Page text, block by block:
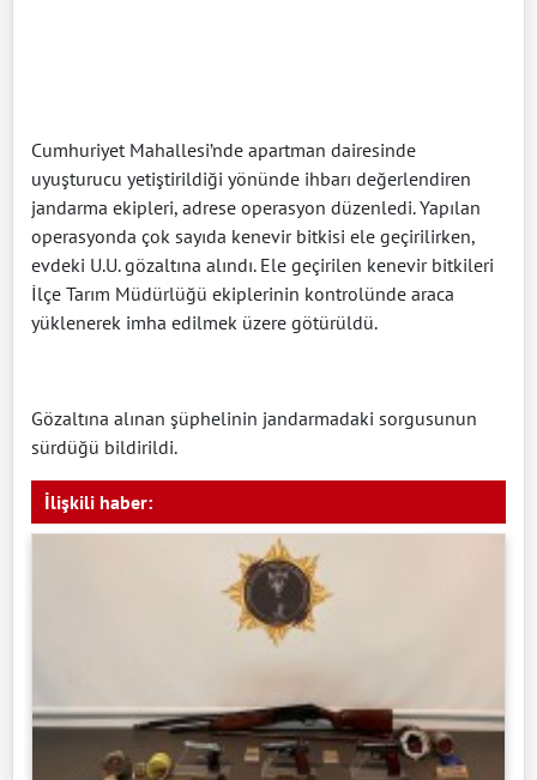
Cumhuriyet Mahallesi’nde apartman dairesinde
uyuşturucu yetiştirildiği yönünde ihbarı değerlendiren
jandarma ekipleri, adrese operasyon düzenledi. Yapılan
operasyonda çok sayıda kenevir bitkisi ele geçirilirken,
evdeki U.U. gözaltına alındı. Ele geçirilen kenevir bitkileri
İlçe Tarım Müdürlüğü ekiplerinin kontrolünde araca
yüklenerek imha edilmek üzere götürüldü.
Gözaltına alınan şüphelinin jandarmadaki sorgusunun
sürdüğü bildirildi.
İlişkili haber: